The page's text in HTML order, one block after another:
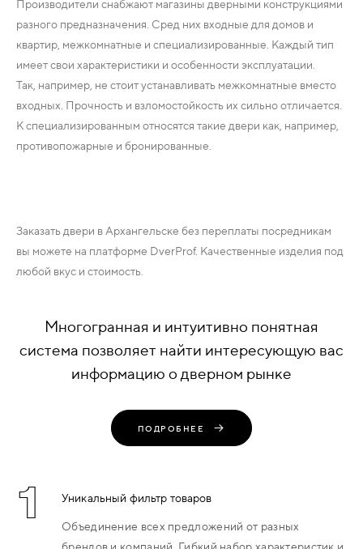
Производители снабжают магазины дверными конструкциями
разного предназначения. Сред них входные для домов и
квартир, межкомнатные и специализированные. Каждый тип
имеет свои характеристики и особенности эксплуатации.
Так, например, не стоит устанавливать межкомнатные вместо
входных. Прочность и взломостойкость их сильно отличается.
К специализированным относятся такие двери как, например,
противопожарные и бронированные.
Заказать двери в Архангельске без переплаты посредникам
вы можете на платформе DverProf. Качественные изделия под
любой вкус и стоимость.
Многогранная и интуитивно понятная
система позволяет найти интересующую вас
информацию о дверном рынке
ПОДРОБНЕЕ
1 Уникальный фильтр товаров
Объединение всех предложений от разных